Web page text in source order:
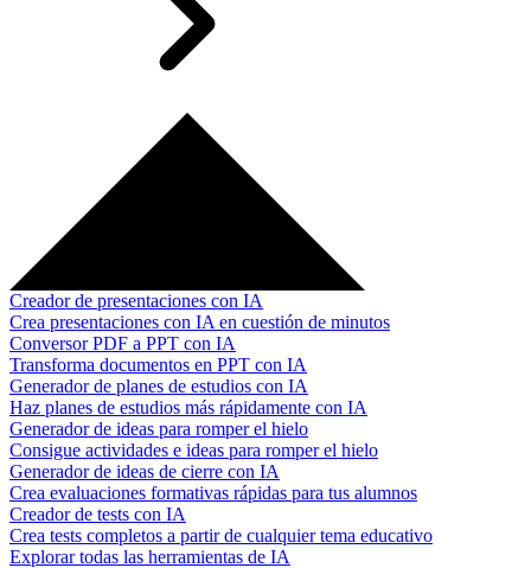
Creador de presentaciones con IA
Crea presentaciones con IA en cuestión de minutos
Conversor PDF a PPT con IA
Transforma documentos en PPT con IA
Generador de planes de estudios con IA
Haz planes de estudios más rápidamente con IA
Generador de ideas para romper el hielo
Consigue actividades e ideas para romper el hielo
Generador de ideas de cierre con IA
Crea evaluaciones formativas rápidas para tus alumnos
Creador de tests con IA
Crea tests completos a partir de cualquier tema educativo
Explorar todas las herramientas de IA